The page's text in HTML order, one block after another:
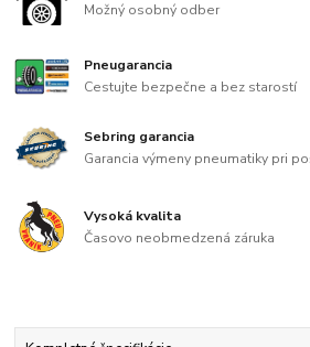
Možný osobný odber
Pneugarancia
Cestujte bezpečne a bez starostí
Sebring garancia
Garancia výmeny pneumatiky pri
Vysoká kvalita
Časovo neobmedzená záruka